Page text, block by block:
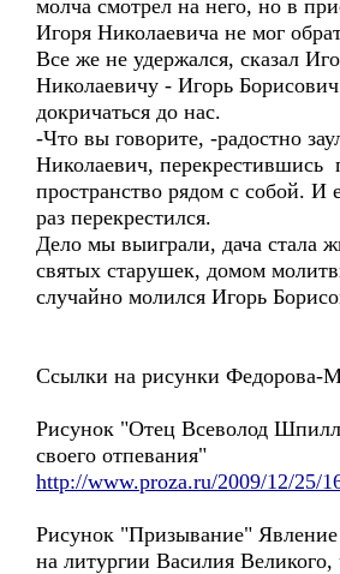
молча смотрел на него, но в
Игоря Николаевича не мог
Все же не удержался, сказал
Николаевичу - Игорь Борисович
докричаться до нас.
-Что вы говорите, -радостно
Николаевич, перекрестившись
пространство рядом с собой. И
раз перекрестился.
Дело мы выиграли, дача стала
святых старушек, домом
случайно молился Игорь
Ссылки на рисунки Федорова-
Рисунок "Отец Всеволод
своего отпевания"
http://www.proza.ru/2009/12/25/
Рисунок "Призывание" Явление
на литургии Василия Великого,